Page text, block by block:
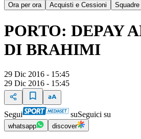
Ora per ora Acquisti e Cessioni Squadre
PORTO: DEPAY
DI BRAHIMI
29 Dic 2016 - 15:45
29 Dic 2016 - 15:45
Segui suSeguici su
whatsapp discover